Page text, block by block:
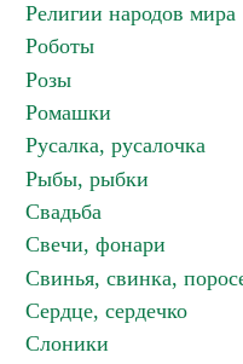
Религии народов мира
Роботы
Розы
Ромашки
Русалка, русалочка
Рыбы, рыбки
Свадьба
Свечи, фонари
Свинья, свинка,
Сердце, сердечко
Слоники